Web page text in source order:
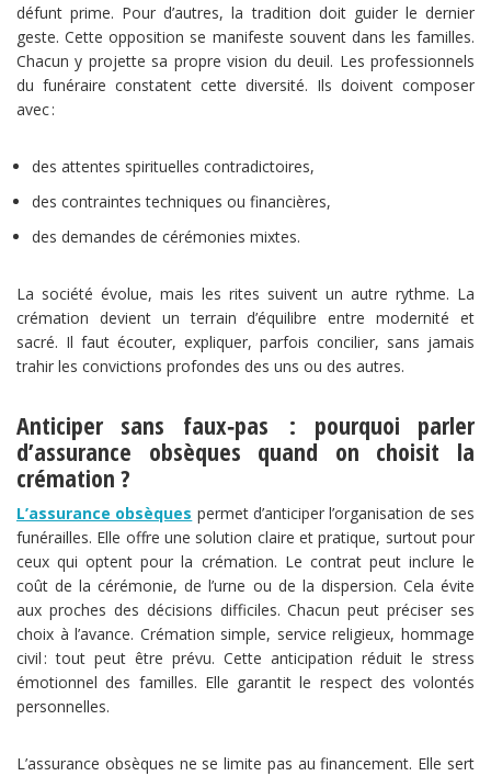
défunt prime. Pour d’autres, la tradition doit guider le dernier
geste. Cette opposition se manifeste souvent dans les familles.
Chacun y projette sa propre vision du deuil. Les professionnels
du funéraire constatent cette diversité. Ils doivent composer
avec :
des attentes spirituelles contradictoires,
des contraintes techniques ou financières,
des demandes de cérémonies mixtes.
La société évolue, mais les rites suivent un autre rythme. La
crémation devient un terrain d’équilibre entre modernité et
sacré. Il faut écouter, expliquer, parfois concilier, sans jamais
trahir les convictions profondes des uns ou des autres.
Anticiper sans faux‑pas : pourquoi parler
d’assurance obsèques quand on choisit la
crémation ?
L’assurance obsèques permet d’anticiper l’organisation de ses
funérailles. Elle offre une solution claire et pratique, surtout pour
ceux qui optent pour la crémation. Le contrat peut inclure le
coût de la cérémonie, de l’urne ou de la dispersion. Cela évite
aux proches des décisions difficiles. Chacun peut préciser ses
choix à l’avance. Crémation simple, service religieux, hommage
civil : tout peut être prévu. Cette anticipation réduit le stress
émotionnel des familles. Elle garantit le respect des volontés
personnelles.
L’assurance obsèques ne se limite pas au financement. Elle sert